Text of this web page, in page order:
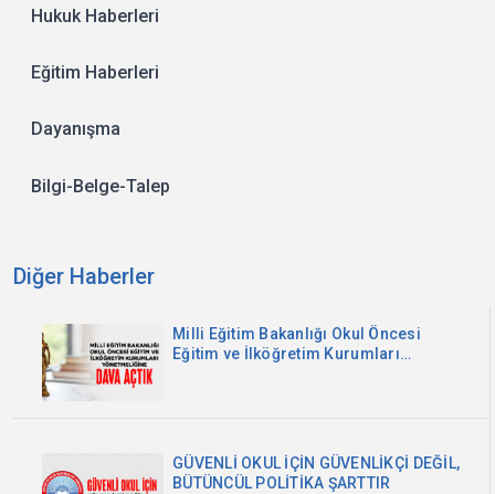
Hukuk Haberleri
Eğitim Haberleri
Dayanışma
Bilgi-Belge-Talep
Diğer Haberler
Milli Eğitim Bakanlığı Okul Öncesi
Eğitim ve İlköğretim Kurumları
GÜVENLİ OKUL İÇİN GÜVENLİKÇİ DEĞİL,
BÜTÜNCÜL POLİTİKA ŞARTTIR